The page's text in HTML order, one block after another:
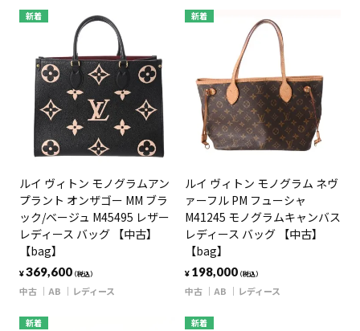
新着
ルイ ヴィトン モノグラムアン
プラント オンザゴー MM ブラ
ック/ベージュ M45495 レザー
レディース バッグ 【中古】
【bag】
¥369,600（税込）
中古 AB レディース
新着
ルイ ヴィトン モノグラム ネヴ
ァーフル PM フューシャ
M41245 モノグラムキャンバス
レディース バッグ 【中古】
【bag】
¥ 198,000（税込）
中古 AB レディース
新着 新着